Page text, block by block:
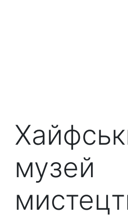
музей